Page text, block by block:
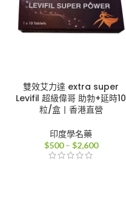
雙效艾力達 extra super
Levifil 超級偉哥 助勃+延時10
粒/盒丨香港直營
印度學名藥
$500 – $2,600價